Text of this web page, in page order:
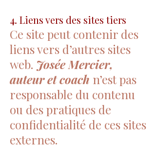
4. Liens vers des sites tiers
Ce site peut contenir des
liens vers d’autres sites
web. Josée Mercier,
auteur et coach n’est pas
responsable du contenu
ou des pratiques de
confidentialité de ces sites
externes.